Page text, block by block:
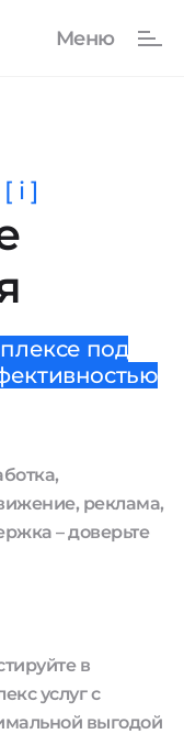
[ i ]
под
реклама,
– доверьте
в
услуг с
выгодой